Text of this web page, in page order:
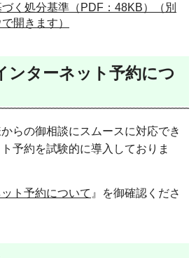
く処分基準（PDF：48KB）（別
開きます）
ンターネット予約につ
らの御相談にスムースに対応でき
予約を試験的に導入しておりま
ト予約について 』を御確認くださ